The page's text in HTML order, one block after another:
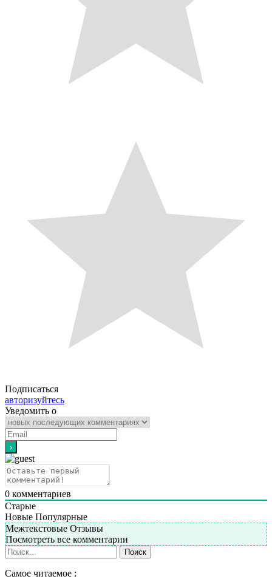
Подписаться
авторизуйтесь
Уведомить о
0 комментариев
Старые
Новые Популярные
Межтекстовые Отзывы
Посмотреть все комментарии
Самое читаемое :